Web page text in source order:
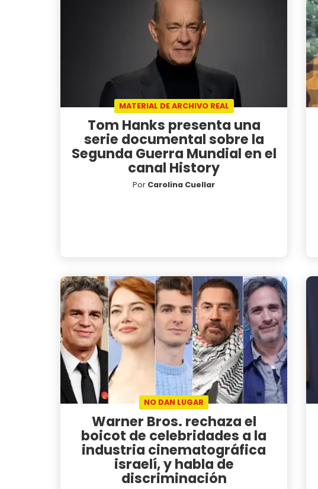
MATERIAL DE ARCHIVO REAL
Tom Hanks presenta una
serie documental sobre la
Segunda Guerra Mundial en el
canal History
Por Carolina Cuellar
NO DAN LUGAR
Warner Bros. rechaza el
boicot de celebridades a la
industria cinematográfica
israelí, y habla de
discriminación